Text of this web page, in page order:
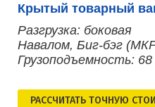
Крытый товарный
Разгрузка: боковая
Навалом, Биг-бэг
Грузоподъемность:
РАСCЧИТАТЬ ТОЧНУЮ